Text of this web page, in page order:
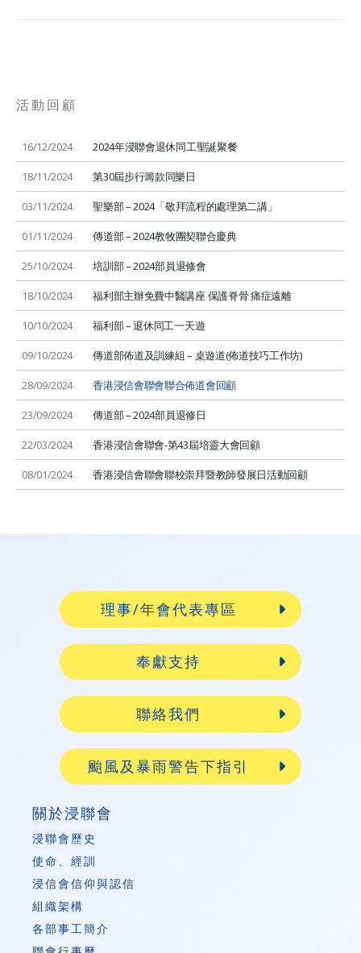
活動回顧
16/12/2024 2024年浸聯會退休同工聖誕聚餐
18/11/2024 第30屆步行籌款同樂日
03/11/2024 聖樂部 – 2024「敬拜流程的處理第二講」
01/11/2024 傳道部 – 2024教牧團契聯合慶典
25/10/2024 培訓部 – 2024部員退修會
18/10/2024 福利部主辦免費中醫講座 保護脊骨 痛症遠離
10/10/2024 福利部 – 退休同工一天遊
09/10/2024 傳道部佈道及訓練組 – 桌遊道(佈道技巧工作坊)
28/09/2024 香港浸信會聯會聯合佈道會回顧
23/09/2024 傳道部 – 2024部員退修日
22/03/2024 香港浸信會聯會-第43屆培靈大會回顧
08/01/2024 香港浸信會聯會聯校崇拜暨教師發展日活動回顧
理事/年會代表專區
奉獻支持
聯絡我們
颱風及暴雨警告下指引
關於浸聯會
浸聯會歷史
使命、經訓
浸信會信仰與認信
組織架構
各部事工簡介